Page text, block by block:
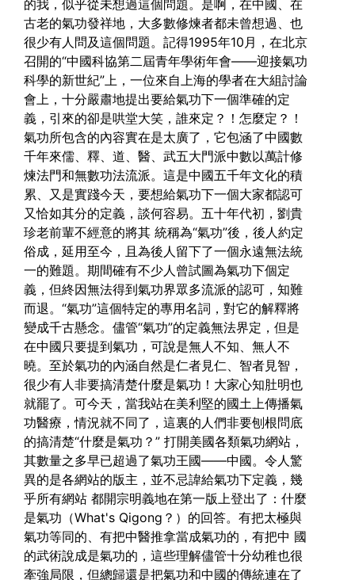
的我，似乎從未想過這個問題。是啊，在中國、在
古老的氣功發祥地，大多數修煉者都未曾想過、也
很少有人問及這個問題。記得1995年10月，在北京
召開的“中國科協第二屆青年學術年會——迎接氣功
科學的新世紀”上，一位來自上海的學者在大組討論
會上，十分嚴肅地提出要給氣功下一個準確的定
義，引來的卻是哄堂大笑，誰來定？！怎麼定？！
氣功所包含的內容實在是太廣了，它包涵了中國數
千年來儒、釋、道、醫、武五大門派中數以萬計修
煉法門和無數功法流派。這是中國五千年文化的積
累、又是實踐今天，要想給氣功下一個大家都認可
又恰如其分的定義，談何容易。五十年代初，劉貴
珍老前輩不經意的將其 統稱為“氣功”後，後人約定
俗成，延用至今，且為後人留下了一個永遠無法統
一的難題。期間確有不少人曾試圖為氣功下個定
義，但終因無法得到氣功界眾多流派的認可，知難
而退。“氣功”這個特定的專用名詞，對它的解釋將
變成千古懸念。儘管“氣功”的定義無法界定，但是
在中國只要提到氣功，可說是無人不知、無人不
曉。至於氣功的內涵自然是仁者見仁、智者見智，
很少有人非要搞清楚什麼是氣功！大家心知肚明也
就罷了。可今天，當我站在美利堅的國土上傳播氣
功醫療，情況就不同了，這裏的人們非要刨根問底
的搞清楚“什麼是氣功？” 打開美國各類氣功網站，
其數量之多早已超過了氣功王國——中國。令人驚
異的是各網站的版主，並不忌諱給氣功下定義，幾
乎所有網站 都開宗明義地在第一版上登出了：什麼
是氣功（What's Qigong？）的回答。有把太極與
氣功等同的、有把中醫推拿當成氣功的，有把中 國
的武術說成是氣功的，這些理解儘管十分幼稚也很
牽強局限，但總歸還是把氣功和中國的傳統連在了